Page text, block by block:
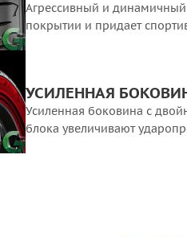
Агрессивный и динамичный
покрытии и придает
УСИЛЕННАЯ
Усиленная боковина с
блока увеличивают